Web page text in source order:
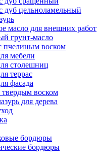
дуб цельноламельный
масло для внешних работ
грунт-масло
пчелиным воском
мебели
столешниц
террас
фасада
воском
для дерева
бордюры
бордюры